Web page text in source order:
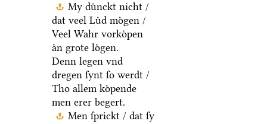
My duͤnckt nicht /
dat veel Luͤd moͤgen /
Veel Wahr vorkoͤpen
aͤn grote loͤgen.
Denn legen vnd
dregen ſynt ſo werdt /
Tho allem koͤpende
men erer begert.
Men ſprickt / dat ſy